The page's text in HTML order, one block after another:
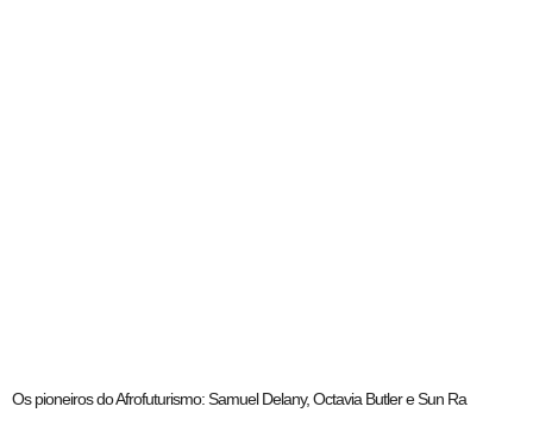
Os pioneiros do Afrofuturismo: Samuel Delany, Octavia Butler e Sun Ra